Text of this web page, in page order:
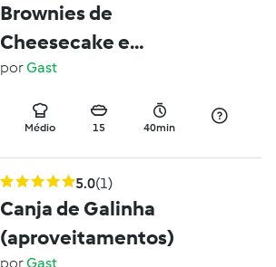
Brownies de
Cheesecake e
Framboesa - SEM
GLÚTEN
porGast
Médio 15 40min
5.0(1)
Canja de Galinha
(aproveitamentos)
porGast